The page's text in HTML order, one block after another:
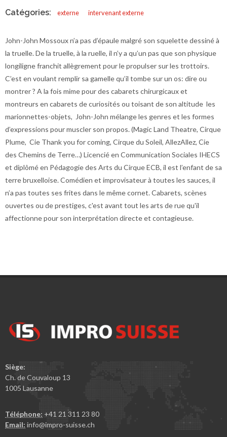
Catégories: externe intervenant externe
John-John Mossoux n’a pas d’épaule malgré son squelette dessiné à
la truelle. De la truelle, à la ruelle, il n’y a qu’un pas que son physique
longiligne franchit allègrement pour le propulser sur les trottoirs.
C’est en voulant remplir sa gamelle qu’il tombe sur un os: dire ou
montrer ? A la fois mime pour des cabarets chirurgicaux et
montreurs en cabarets de curiosités ou toisant de son altitude les
marionnettes-objets, John-John mélange les genres et les formes
d’expressions pour muscler son propos. (Magic Land Theatre, Cirque
Plume, Cie Thank you for coming, Cirque du Soleil, AllezAllez, Cie
des Chemins de Terre…) Licencié en Communication Sociales IHECS
et diplômé en Pédagogie des Arts du Cirque ECB, il est l’enfant de sa
terre bruxelloise. Comédien et improvisateur à toutes les sauces, il
n’a pas toutes ses frites dans le même cornet. Cabarets, scènes
ouvertes ou de prestiges, c'est avant tout les arts de rue qu'il
affectionne pour son interprétation directe et contagieuse.
Siège:
Ch. de Couvaloup 13
1005 Lausanne
Téléphone: +41 21 311 23 80
Email: info@impro-suisse.ch